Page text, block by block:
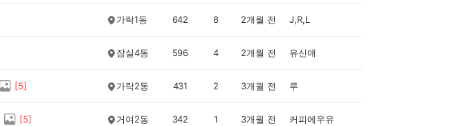
가락1동 642 8 2개월 전 J,R,L
잠실4동 596 4 2개월 전 유신애
[5] 가락2동 431 2 3개월 전 루
[5] 거여2동 342 1 3개월 전 커피에우유